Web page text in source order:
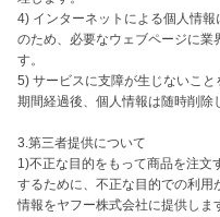
4) インターネットによる個人情
のため、必要なウェブページに業
す。
5) サービスに支障が生じないこ
期間経過後、個人情報は随時削除
3.第三者提供について
1)不正な目的をもって商品を注文
するために、不正な目的での利用
情報をヤフー株式会社に提供しま